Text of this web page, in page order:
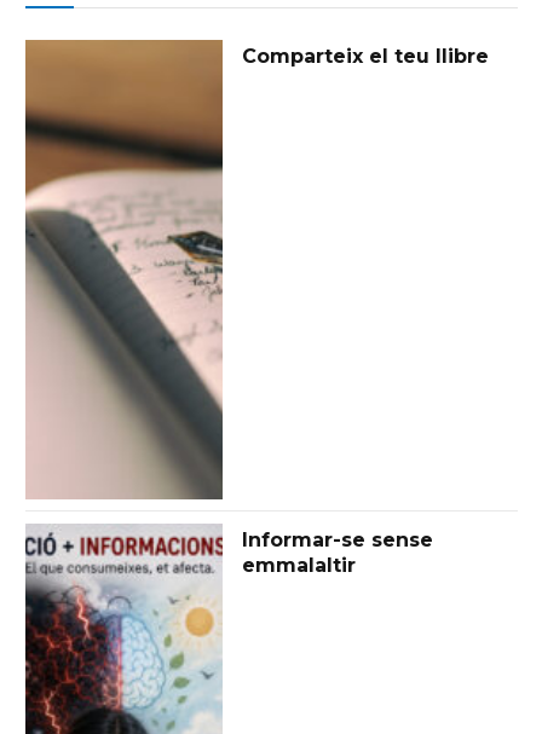
Comparteix el teu llibre
Informar-se sense
emmalaltir